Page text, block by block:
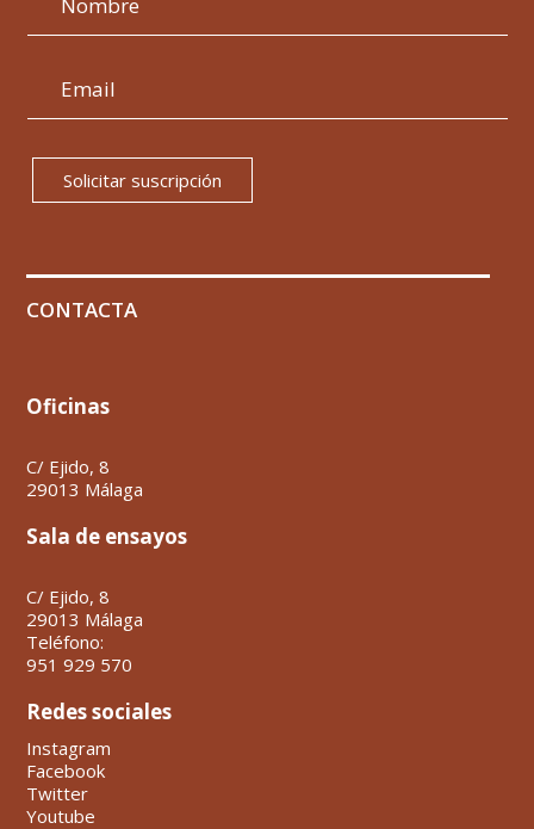
Solicitar suscripción
CONTACTA
Oficinas
C/ Ejido, 8
29013 Málaga
Sala de ensayos
C/ Ejido, 8
29013 Málaga
Teléfono:
951 929 570
Redes sociales
Instagram
Facebook
Twitter
Youtube